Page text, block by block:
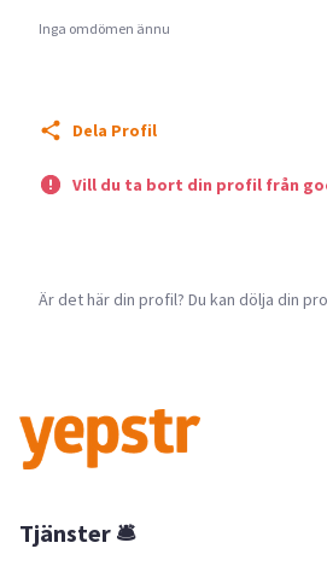
Inga omdömen ännu
Dela Profil
Vill du ta bort din profil från
Är det här din profil? Du kan dölja din
Tjänster 🛎